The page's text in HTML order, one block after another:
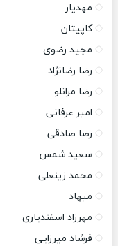
مهدیار
کاپیتان
مجید رضوی
رضا رضانژاد
رضا مرانلو
امیر عرفانی
رضا صادقی
سعید شمس
محمد زینعلی
میهاد
مهرزاد اسفندیاری
فرشاد میرزایی